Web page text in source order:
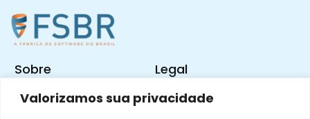
Valorizamos sua privacidade
Sobre
Nossa História
Legal
Termos e Condições